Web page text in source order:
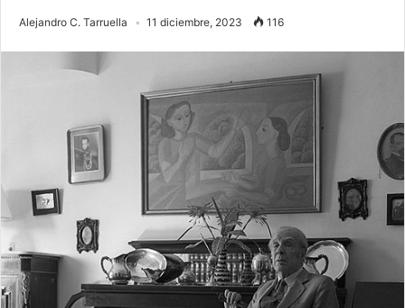
Alejandro C. Tarruella 11 diciembre, 2023 116